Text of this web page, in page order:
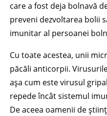
care a fost deja bolnavă
preveni dezvoltarea bolii
imunitar al persoanei
Cu toate acestea, unii
păcăli anticorpii.
așa cum este virusul
repede încât sistemul
De aceea oamenii de